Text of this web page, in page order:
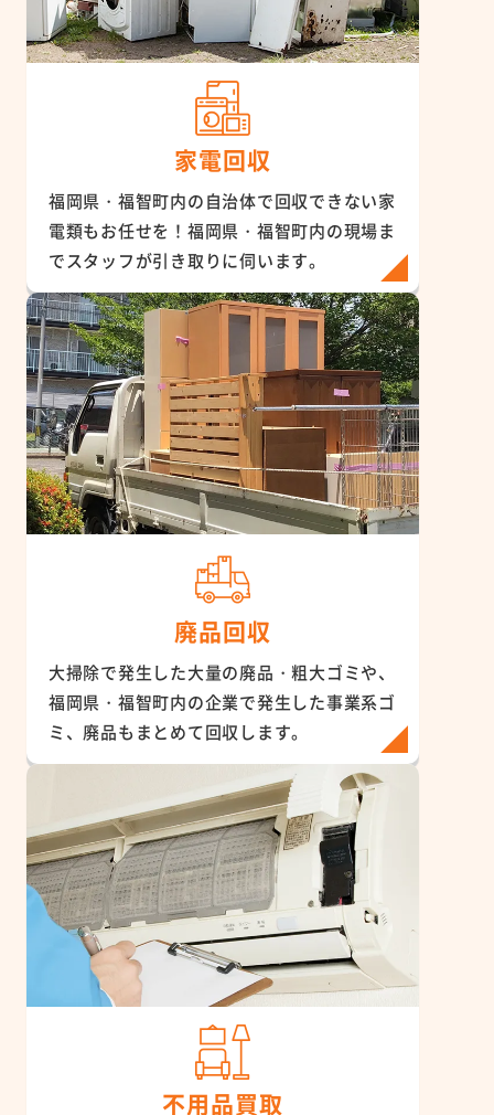
家電回収
福岡県・福智町内の自治体で回収できない家
電類もお任せを！福岡県・福智町内の現場ま
でスタッフが引き取りに伺います。
廃品回収
大掃除で発生した大量の廃品・粗大ゴミや、
福岡県・福智町内の企業で発生した事業系ゴ
ミ、廃品もまとめて回収します。
不用品買取